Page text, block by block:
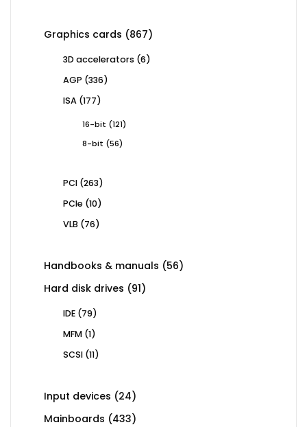
Graphics cards 867867
3D accelerators 66
AGP 336336
ISA 177177
16-bit 121121
8-bit
5656
PCI 263263
PCIe 1010
VLB 7676
Handbooks & manuals 5656
Hard disk drives 9191
IDE 7979
MFM 11
SCSI 1111
Input devices 2424
products
Mainboards 433433